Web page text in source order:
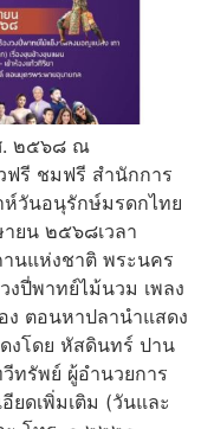
. ๒๕๖๘ ณ
รี ชมฟรี สำนักการ
วันอนุรักษ์มรดกไทย
ยน ๒๕๖๘เวลา
นแห่งชาติ พระนคร
งปี่พาทย์ไม้นวม เพลง
ง ตอนหาปลานำแสดง
งโดย หัสดินทร์ ปาน
ทรัพย์ ผู้อำนวยการ
ยดเพิ่มเติม (วันและ